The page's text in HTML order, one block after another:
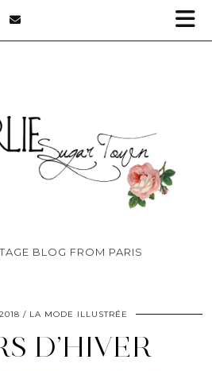
BLOG FROM PARIS
LA MODE ILLUSTRÉE
D’HIVER